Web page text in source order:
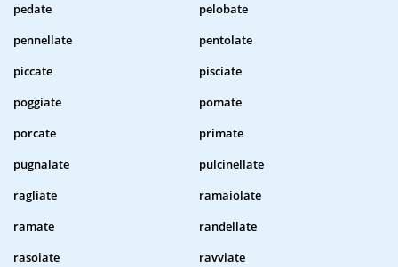
pedate
pelobate
pennellate
pentolate
piccate
pisciate
poggiate
pomate
porcate
primate
pugnalate
pulcinellate
ragliate
ramaiolate
ramate
randellate
rasoiate
ravviate